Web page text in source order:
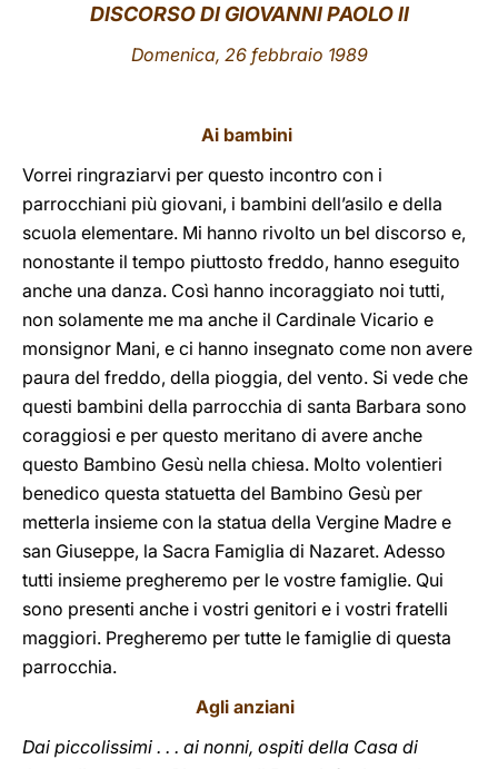
LATINE
DISCORSO DI GIOVANNI PAOLO II
Domenica, 26 febbraio 1989
Ai bambini
Vorrei ringraziarvi per questo incontro con i
parrocchiani più giovani, i bambini dell’asilo e della
scuola elementare. Mi hanno rivolto un bel discorso e,
nonostante il tempo piuttosto freddo, hanno eseguito
anche una danza. Così hanno incoraggiato noi tutti,
non solamente me ma anche il Cardinale Vicario e
monsignor Mani, e ci hanno insegnato come non avere
paura del freddo, della pioggia, del vento. Si vede che
questi bambini della parrocchia di santa Barbara sono
coraggiosi e per questo meritano di avere anche
questo Bambino Gesù nella chiesa. Molto volentieri
benedico questa statuetta del Bambino Gesù per
metterla insieme con la statua della Vergine Madre e
san Giuseppe, la Sacra Famiglia di Nazaret. Adesso
tutti insieme pregheremo per le vostre famiglie. Qui
sono presenti anche i vostri genitori e i vostri fratelli
maggiori. Pregheremo per tutte le famiglie di questa
parrocchia.
Agli anziani
Dai piccolissimi . . . ai nonni, ospiti della Casa di